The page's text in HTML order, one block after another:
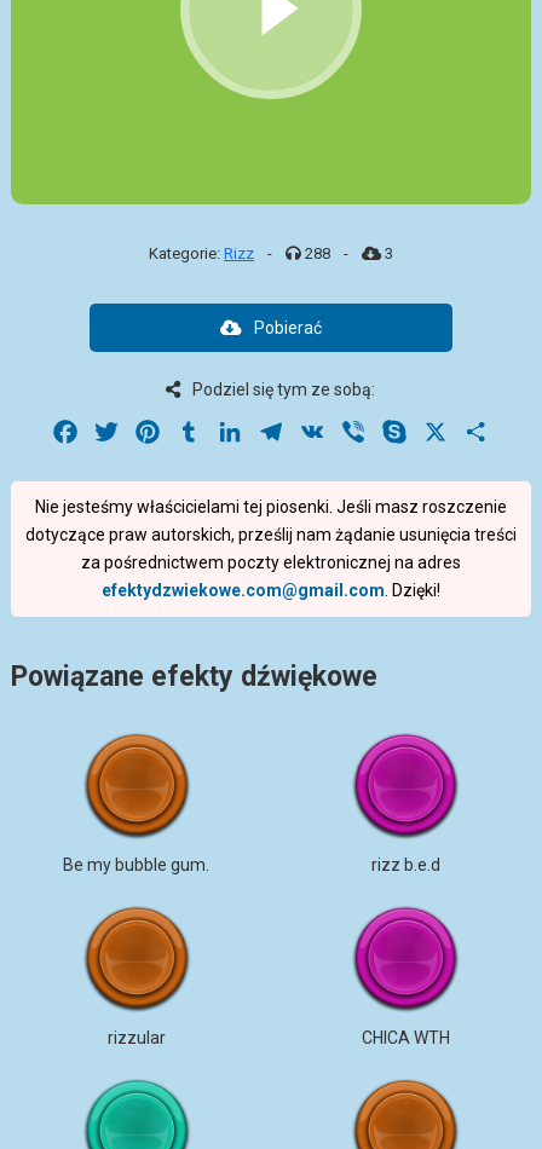
Kategorie: Rizz - 288 - 3
Pobierać
Podziel się tym ze sobą:
Facebook
Twitter PinterestTumblrLinkedInTelegram
VK Viber Skype
Nie jesteśmy właścicielami tej piosenki. Jeśli masz roszczenie
dotyczące praw autorskich, prześlij nam żądanie usunięcia treści
za pośrednictwem poczty elektronicznej na adres
efektydzwiekowe.com@gmail.com . Dzięki!
Powiązane efekty dźwiękowe
Be my bubble gum. rizz b.e.d
rizzular CHICA WTH